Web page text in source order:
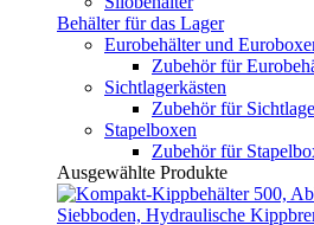
Behälter für das Lager
Eurobehälter und
Zubehör für
Sichtlagerkästen
Zubehör für
Stapelboxen
Zubehör für
Ausgewählte Produkte